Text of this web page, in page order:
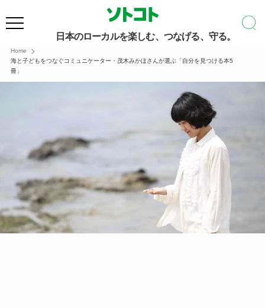
日本のローカルを楽しむ、つなげる、守る。
Home
海と子どもをつなぐコミュニケーター・茂木みかほさんが選ぶ「自分を見つける本5
冊」